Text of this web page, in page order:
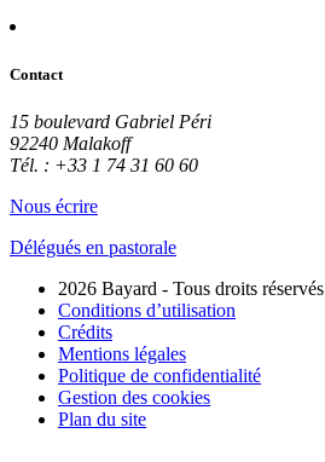
Contact
15 boulevard Gabriel Péri
92240 Malakoff
Tél. : +33 1 74 31 60 60
Nous écrire
Délégués en pastorale
2026 Bayard - Tous droits réservés
Conditions d’utilisation
Crédits
Mentions légales
Politique de confidentialité
Gestion des cookies
Plan du site